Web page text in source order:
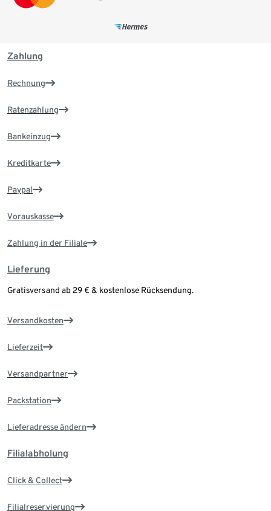
Zahlung
Rechnung
Ratenzahlung
Bankeinzug
Kreditkarte
Paypal
Vorauskasse
Zahlung in der Filiale
Lieferung
Gratisversand ab 29 € & kostenlose Rücksendung.
Versandkosten
Lieferzeit
Versandpartner
Packstation
Lieferadresse ändern
Filialabholung
Click & Collect
Filialreservierung